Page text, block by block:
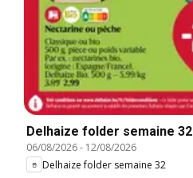
Delhaize folder semaine 32
06/08/2026- 12/08/2026
Delhaize folder semaine 32